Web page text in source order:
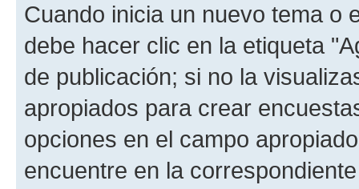
Cuando inicia un nuevo tema o
debe hacer clic en la etiqueta
de publicación; si no la
apropiados para crear
opciones en el campo
encuentre en la